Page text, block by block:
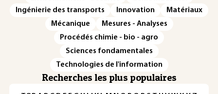
Ingénierie des transports
Innovation
Matériaux
Mécanique
Mesures - Analyses
Procédés chimie - bio - agro
Sciences fondamentales
Technologies de l'information
Recherches les plus populaires